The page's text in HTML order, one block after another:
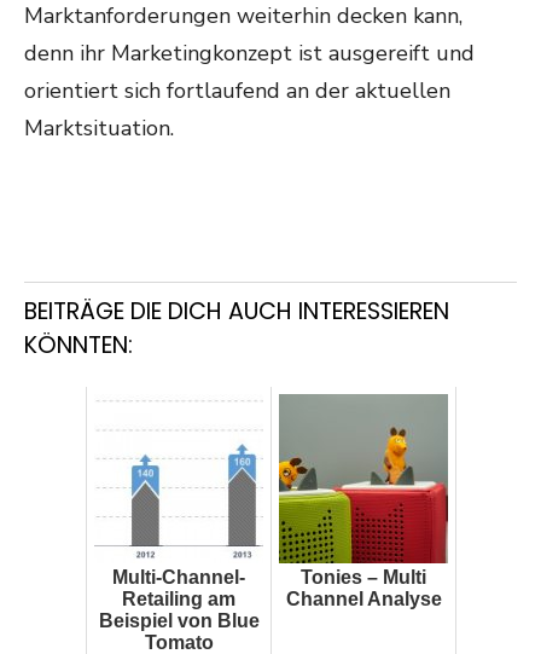
Marktanforderungen weiterhin decken kann,
denn ihr Marketingkonzept ist ausgereift und
orientiert sich fortlaufend an der aktuellen
Marktsituation.
BEITRÄGE DIE DICH AUCH INTERESSIEREN
KÖNNTEN:
Multi-Channel-
Retailing am
Beispiel von Blue
Tomato
Tonies – Multi
Channel Analyse